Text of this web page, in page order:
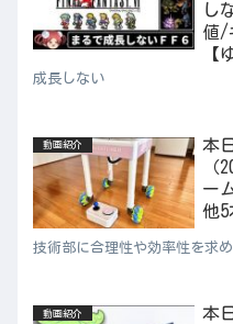
し
値/
【
成長しない
動画紹介
本
（
ー
他5
技術部に合理性や効率性を求
動画紹介
本